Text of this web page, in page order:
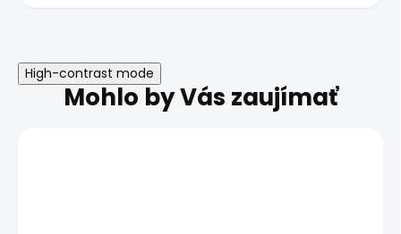
High-contrast mode
Mohlo by Vás zaujímať